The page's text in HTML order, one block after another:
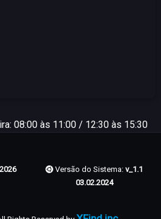
08:00 às 11:00 / 12:30 às 15:30
Versão do Sistema: v_1.1
03.02.2024